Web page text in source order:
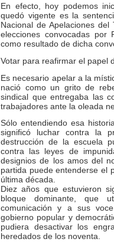
En efecto, hoy podemos
quedó vigente es la
Nacional de Apelaciones
elecciones convocadas
como resultado de dicha
Votar para reafirmar el papel
Es necesario apelar a la
nació como un grito de
sindical que entregaba las
trabajadores ante la oleada
Sólo entendiendo esa
significó luchar contra la
destrucción de la escuela
contra las leyes de
designios de los amos del
partida puede entenderse el
última década.
Diez años que estuvieron
bloque dominante, que
comunicación y a sus
gobierno popular y
pudiera desactivar los
heredados de los noventa.